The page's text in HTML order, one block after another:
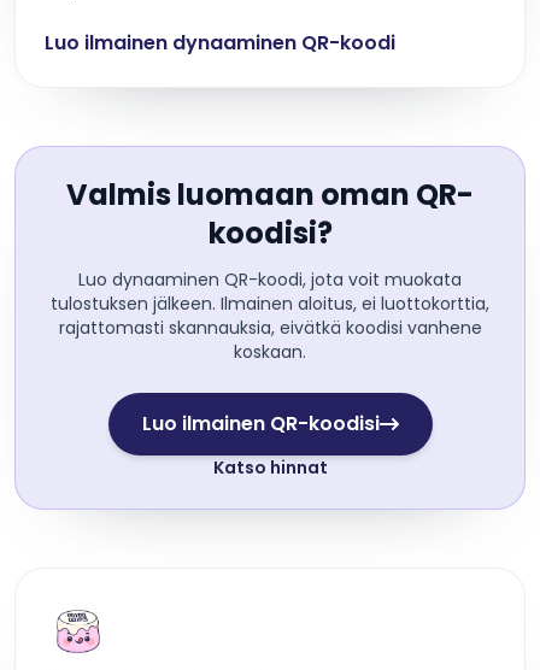
Luo ilmainen dynaaminen QR-koodi
Valmis luomaan oman QR-
koodisi?
Luo dynaaminen QR-koodi, jota voit muokata
tulostuksen jälkeen. Ilmainen aloitus, ei luottokorttia,
rajattomasti skannauksia, eivätkä koodisi vanhene
koskaan.
Luo ilmainen QR-koodisi
Katso hinnat